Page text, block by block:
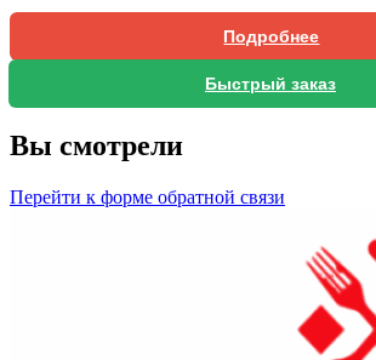
Подробнее
Быстрый заказ
Вы смотрели
Перейти к форме обратной связи